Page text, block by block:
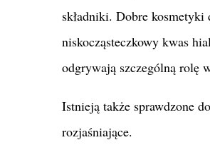
składniki. Dobre
niskocząsteczkowy kwas
odgrywają szczególną rolę
Istnieją także sprawdzone
rozjaśniające.